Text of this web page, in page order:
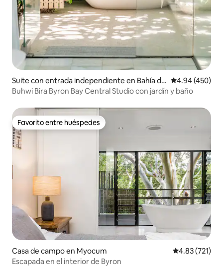
Suite con entrada independiente en Bahía de
Byron
Calificación
4.94 (450)
Buhwi Bira Byron Bay Central Studio con jardín y baño
Favorito entre huéspedes
Favorito entre huéspedes
Casa de campo en Myocum Calificación
4.83 (721)
Escapada en el interior de Byron